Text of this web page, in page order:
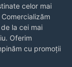
celor mai
la cei mai
Oferim
cu promoții